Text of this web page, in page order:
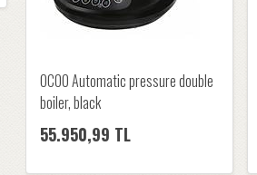
OCOO Automatic pressure double
boiler, black
55.950,99 TL